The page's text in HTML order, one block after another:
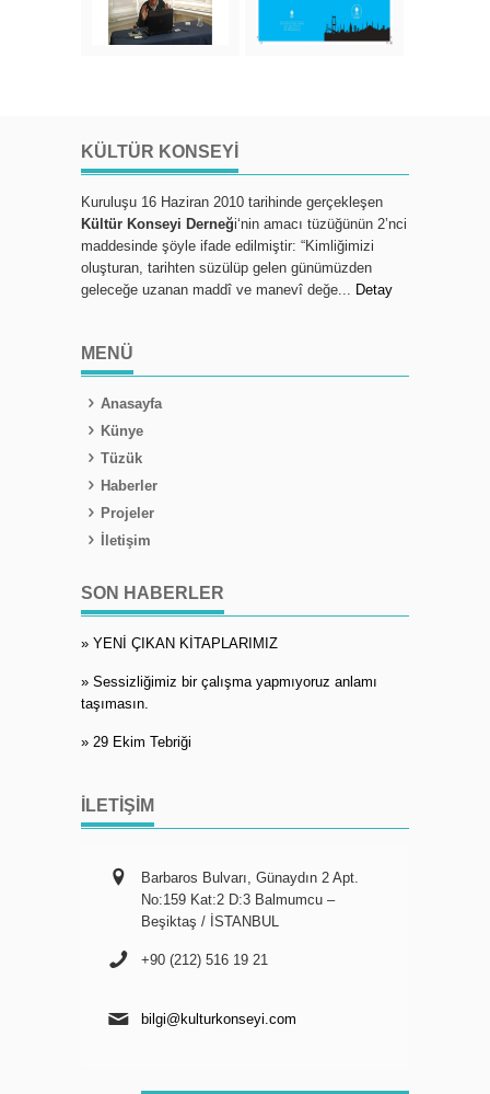
KÜLTÜR KONSEYI
Kuruluşu 16 Haziran 2010 tarihinde gerçekleşen
Kültür Konseyi Derneği‘nin amacı tüzüğünün 2’nci
maddesinde şöyle ifade edilmiştir: “Kimliğimizi
oluşturan, tarihten süzülüp gelen günümüzden
geleceğe uzanan maddî ve manevî değe... Detay
MENÜ
Anasayfa
Künye
Tüzük
Haberler
Projeler
İletişim
SON HABERLER
» YENİ ÇIKAN KİTAPLARIMIZ
» Sessizliğimiz bir çalışma yapmıyoruz anlamı
taşımasın.
» 29 Ekim Tebriği
İLETIŞIM
Barbaros Bulvarı, Günaydın 2 Apt.
No:159 Kat:2 D:3 Balmumcu –
Beşiktaş / İSTANBUL
+90 (212) 516 19 21
bilgi@kulturkonseyi.com